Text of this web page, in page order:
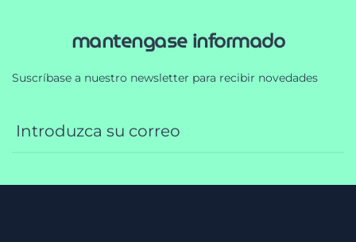
mantengase informado
Suscríbase a nuestro newsletter para recibir novedades